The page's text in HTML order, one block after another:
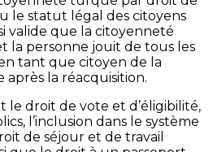
le statut légal des citoyens
valide que la citoyenneté
la personne jouit de tous les
tant que citoyen de la
la réacquisition.
le droit de vote et d’éligibilité,
l’inclusion dans le système
de séjour et de travail